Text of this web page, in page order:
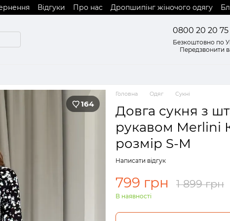
Відгуки Про нас Дропшипінг жіночого одягу
0800 20 20 75
Безкоштовно по
Передзвонити
164
Головна Одяг Сукні
Довга сукня з
рукавом Merlini
розмір S-M
Написати відгук
799 грн 1 899 грн
В наявності